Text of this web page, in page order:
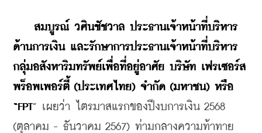
สมบูรณ์ วศินชัชวาล ประธานเจ้าหน้าที่บริหาร
ด้านการเงิน และรักษาการประธานเจ้าหน้าที่บริหาร
กลุ่มอสังหาริมทรัพย์เพื่อที่อยู่อาศัย บริษัท เฟรเซอร์ส
พร็อพเพอร์ตี้ (ประเทศไทย) จำกัด (มหาชน) หรือ
“FPT” เผยว่า ไตรมาสแรกของปีงบการเงิน 2568
(ตุลาคม - ธันวาคม 2567) ท่ามกลางความท้าทาย